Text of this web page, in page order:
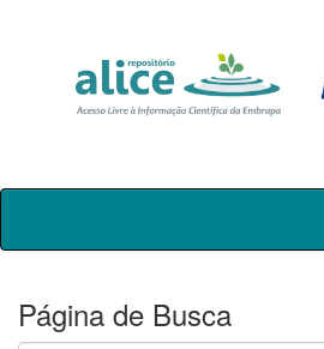
Skip
Página de Busca